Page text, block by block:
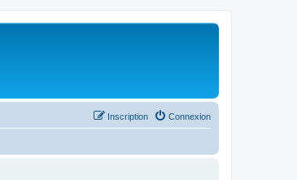
Connexion
Inscription